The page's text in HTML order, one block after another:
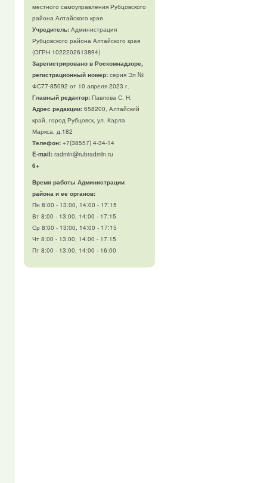
местного самоуправления Рубцовского
района Алтайского края
Учредитель:Администрация
Рубцовского района Алтайского края
(ОГРН 1022202613894)
Зарегистрировано в Роскомнадзоре,
регистрационный номер:серия Эл №
ФС77-85092 от 10 апреля 2023 г.
Главный редактор:Павлова С. Н.
Адрес редакции:658200, Алтайский
край, город Рубцовск, ул. Карла
Маркса, д.182
Телефон:+7(38557) 4-34-14
E-mail:radmin@rubradmin.ru
6+
Время работы Администрации
района и ее органов:
Пн 8:00 - 13:00, 14:00 - 17:15
Вт 8:00 - 13:00, 14:00 - 17:15
Ср 8:00 - 13:00, 14:00 - 17:15
Чт 8:00 - 13:00, 14:00 - 17:15
Пт 8:00 - 13:00, 14:00 - 16:00